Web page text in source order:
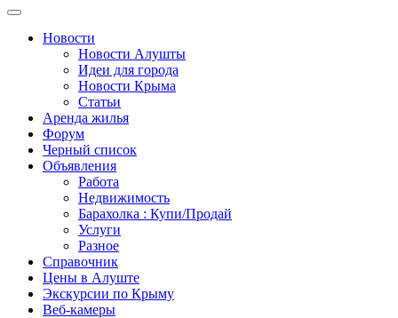
Новости
Новости Алушты
Идеи для города
Новости Крыма
Статьи
Аренда жилья
Форум
Черный список
Объявления
Работа
Недвижимость
Барахолка : Купи/Продай
Услуги
Разное
Справочник
Цены в Алуште
Экскурсии по Крыму
Веб-камеры